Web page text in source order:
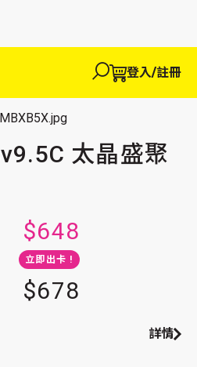
登入/註冊
(簡中) 原盒
太晶盛聚
$648
立即出卡 !
$678
詳情